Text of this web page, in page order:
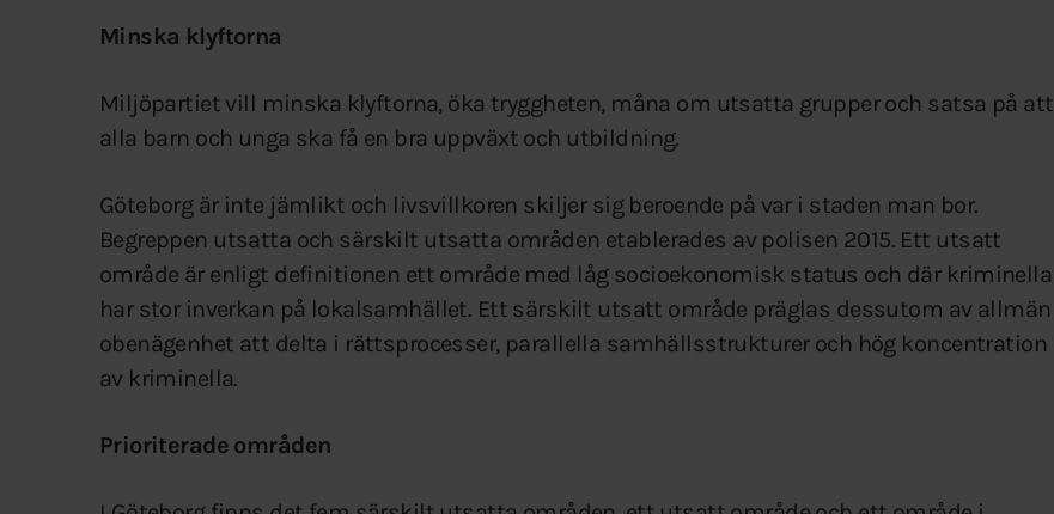
Minska klyftorna
Miljöpartiet vill minska klyftorna, öka tryggheten, måna om utsatta grupper och satsa på att
alla barn och unga ska få en bra uppväxt och utbildning.
Göteborg är inte jämlikt och livsvillkoren skiljer sig beroende på var i staden man bor.
Begreppen utsatta och särskilt utsatta områden etablerades av polisen 2015. Ett utsatt
område är enligt definitionen ett område med låg socioekonomisk status och där kriminella
har stor inverkan på lokalsamhället. Ett särskilt utsatt område präglas dessutom av allmän
obenägenhet att delta i rättsprocesser, parallella samhällsstrukturer och hög koncentration
av kriminella.
Prioriterade områden